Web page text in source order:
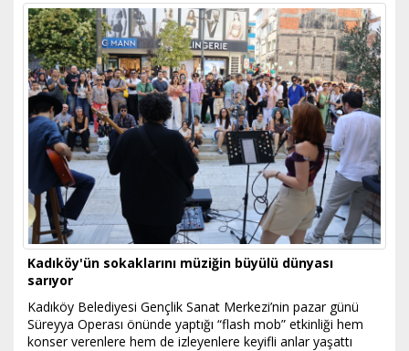
Kadıköy'ün sokaklarını müziğin büyülü dünyası
sarıyor
Kadıköy Belediyesi Gençlik Sanat Merkezi’nin pazar günü
Süreyya Operası önünde yaptığı “flash mob” etkinliği hem
konser verenlere hem de izleyenlere keyifli anlar yaşattı